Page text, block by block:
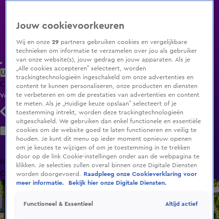
Uitzending Gemist Populaire programma's Zenders Genres
ClipsFilmsRadioSmart TV inlogShop
Volg KIJK
Zoeken
HomeUitzending Gemist Programma's De Bondgenoten
OranjezomerLivestreamsShop
Jouw cookievoorkeuren
Wij en onze29 partners gebruiken cookies en vergelijkbare
technieken om informatie te verzamelen over jou als gebruiker
van onze website(s), jouw gedrag en jouw apparaten. Als je
„Alle cookies accepteren” selecteert, worden
trackingtechnologieën ingeschakeld om onze advertenties en
content te kunnen personaliseren, onze producten en diensten
te verbeteren en om de prestaties van advertenties en content
te meten. Als je „Huidige keuze opslaan” selecteert of je
toestemming intrekt, worden deze trackingtechnologieën
uitgeschakeld. We gebruiken dan enkel functionele en essentiële
cookies om de website goed te laten functioneren en veilig te
houden. Je kunt dit menu op ieder moment opnieuw openen
om je keuzes te wijzigen of om je toestemming in te trekken
door op de link Cookie-instellingen onder aan de webpagina te
klikken. Je selecties zullen overal binnen onze Digitale Diensten
worden doorgevoerd.
Raadpleeg onze Cookieverklaring voor
meer informatie.
Bekijk hier onze Digitale Diensten.
Functioneel & Essentieel Altijd actief